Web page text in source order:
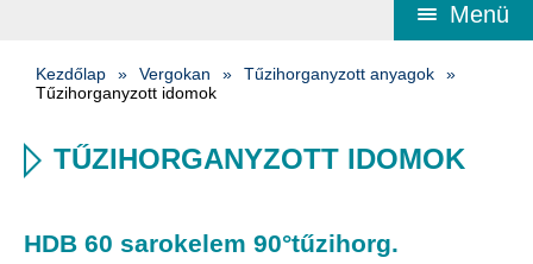
Menü
Kezdőlap Vergokan
Tűzihorganyzott anyagok
Tűzihorganyzott idomok
TŰZIHORGANYZOTT IDOMOK
HDB 60 sarokelem 90°tűzihorg.